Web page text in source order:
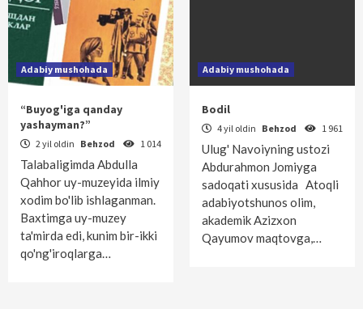
Adabiy mushohada
“Buyog'iga qanday
yashayman?”
2 yil oldin Behzod 1 014
Talabaligimda Abdulla
Qahhor uy-muzeyida ilmiy
xodim bo'lib ishlaganman.
Baxtimga uy-muzey
ta'mirda edi, kunim bir-ikki
qo'ng'iroqlarga…
Adabiy mushohada
Bodil
4 yil oldin Behzod 1 961
Ulug' Navoiyning ustozi
Abdurahmon Jomiyga
sadoqati xususida Atoqli
adabiyotshunos olim,
akademik Azizxon
Qayumov maqtovga,…